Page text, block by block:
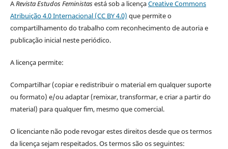
ARevista Estudos Feministasestá sob a licençaCreative Commons
Atribuição 4.0 Internacional (CC BY 4.0) que permite o
compartilhamento do trabalho com reconhecimento de autoria e
publicação inicial neste periódico.
A licença permite:
Compartilhar (copiar e redistribuir o material em qualquer suporte
ou formato) e/ou adaptar (remixar, transformar, e criar a partir do
material) para qualquer fim, mesmo que comercial.
O licenciante não pode revogar estes direitos desde que os termos
da licença sejam respeitados. Os termos são os seguintes: